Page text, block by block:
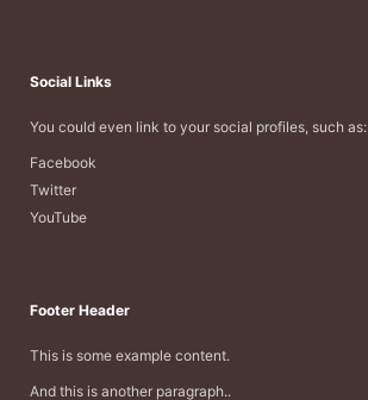
Social Links
You could even link to your social profiles, such as:
Facebook
Twitter
YouTube
Footer Header
This is some example content.
And this is another paragraph..